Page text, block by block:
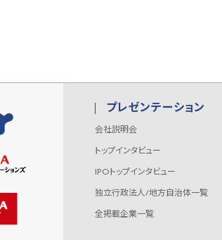
プレゼンテーション
会社説明会
トップインタビュー
IPOトップインタビュー
独立行政法人/地方自治体一覧
全掲載企業一覧